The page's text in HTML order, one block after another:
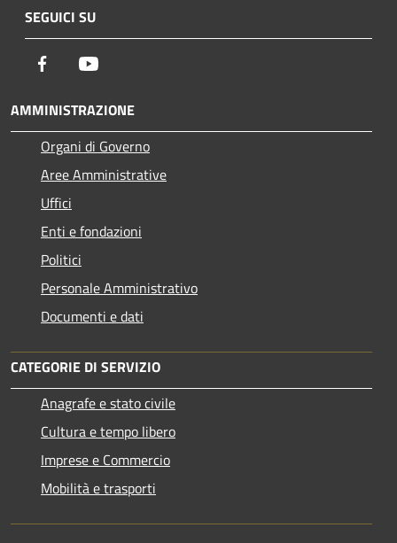
SEGUICI SU
Facebook
AMMINISTRAZIONE
Organi di Governo
Aree Amministrative
Uffici
Enti e fondazioni
Politici
Personale Amministrativo
Documenti e dati
CATEGORIE DI SERVIZIO
Anagrafe e stato civile
Cultura e tempo libero
Imprese e Commercio
Mobilità e trasporti